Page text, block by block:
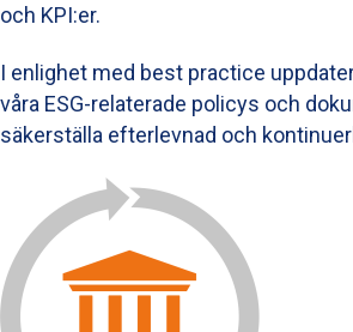
och KPI:er.
I enlighet med best practice
våra ESG-relaterade policys och
säkerställa efterlevnad och